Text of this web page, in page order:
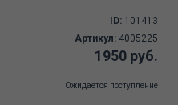
ID: 101413
Артикул: 4005225
1950 руб.
Ожидается поступление